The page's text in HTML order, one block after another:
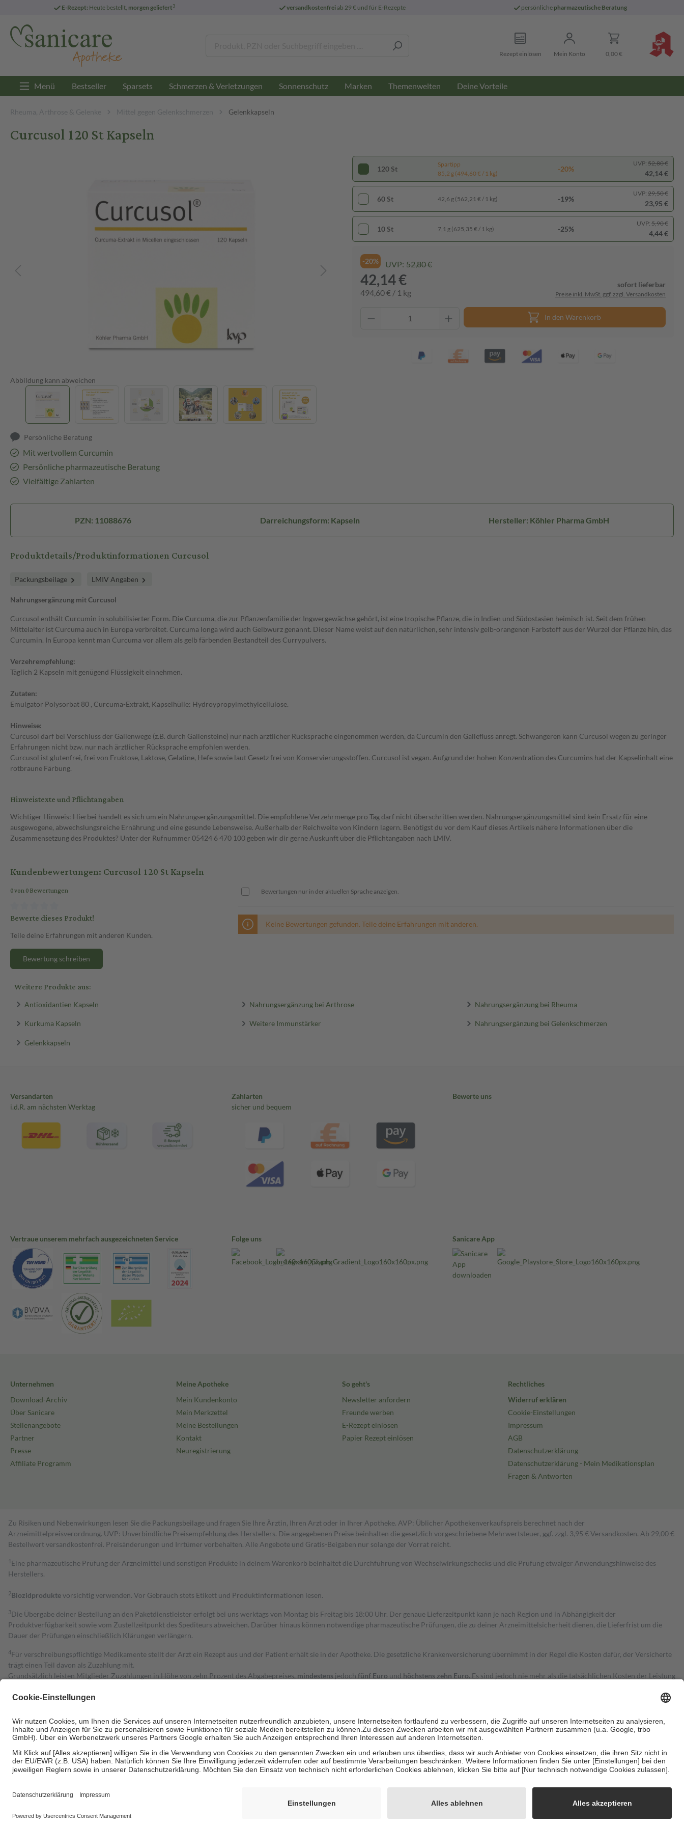
E-Rezept: Heute bestellt, morgen geliefert3 versandkostenfreiab 29 € und für E-Rezepte persönliche pharmazeutische Beratung
Rezept einlösen Mein Konto 0,00 €
Menü Bestseller Sparsets Schmerzen & Verletzungen Sonnenschutz Marken Themenwelten Deine Vorteile
Rheuma, Arthrose & Gelenke Mittel gegen Gelenkschmerzen Gelenkkapseln
Curcusol 120 St Kapseln
Abbildung kann abweichen
Persönliche Beratung
Mit wertvollem Curcumin
Persönliche pharmazeutische Beratung
Vielfältige Zahlarten
120 St
Spartipp
85,2 g (494,60 € / 1 kg)
-20%
UVP: 52,80 €
42,14 €
60 St 42,6 g (562,21 € / 1 kg) -19%
UVP: 29,50 €
23,95 €
10 St 7,1 g (625,35 € / 1 kg) -25%
UVP: 5,90 €
4,44 €
-20% UVP: 52,80 €
42,14 €
494,60 € / 1 kg
sofort lieferbar
Preise inkl. MwSt. ggf. zzgl. Versandkosten
In den Warenkorb
PZN: 11088676 Darreichungsform: Kapseln Hersteller: Köhler Pharma GmbH
Produktdetails/Produktinformationen Curcusol
Packungsbeilage LMIV Angaben
Nahrungsergänzung mit Curcusol
Curcusol enthält Curcumin in solubilisierter Form. Die Curcuma, die zur Pflanzenfamilie der Ingwergewächse gehört, ist eine tropische Pflanze, die in Indien und Südostasien heimisch ist. Seit dem frühen
Mittelalter ist Curcuma auch in Europa verbreitet. Curcuma longa wird auch Gelbwurz genannt. Dieser Name weist auf den natürlichen, sehr intensiv gelb-orangenen Farbstoff aus der Wurzel der Pflanze hin, das
Curcumin. In Europa kennt man Curcuma vor allem als gelb färbenden Bestandteil des Currypulvers.
Verzehrempfehlung:
Täglich 2 Kapseln mit genügend Flüssigkeit einnehmen.
Zutaten:
Emulgator Polysorbat 80 , Curcuma-Extrakt, Kapselhülle: Hydroypropylmethylcellulose.
Hinweise:
Curcusol darf bei Verschluss der Gallenwege (z.B. durch Gallensteine) nur nach ärztlicher Rücksprache eingenommen werden, da Curcumin den Gallefluss anregt. Schwangeren kann Curcusol wegen zu geringer
Erfahrungen nicht bzw. nur nach ärztlicher Rücksprache empfohlen werden.
Curcusol ist glutenfrei, frei von Fruktose, Laktose, Gelatine, Hefe sowie laut Gesetz frei von Konservierungsstoffen. Curcusol ist vegan. Aufgrund der hohen Konzentration des Curcumins hat der Kapselinhalt eine
rotbraune Färbung.
Hinweistexte und Pflichtangaben
Wichtiger Hinweis: Hierbei handelt es sich um ein Nahrungsergänzungsmittel. Die empfohlene Verzehrmenge pro Tag darf nicht überschritten werden. Nahrungsergänzungsmittel sind kein Ersatz für eine
ausgewogene, abwechslungsreiche Ernährung und eine gesunde Lebensweise. Außerhalb der Reichweite von Kindern lagern. Benötigst du vor dem Kauf dieses Artikels nähere Informationen über die
Zusammensetzung des Produktes? Unter der Rufnummer 05424 6 470 100 geben wir dir gerne Auskunft über die Pflichtangaben nach LMIV.
Kundenbewertungen: Curcusol 120 St Kapseln
0 von 0 Bewertungen
Bewerte dieses Produkt!
Teile deine Erfahrungen mit anderen Kunden.
Bewertung schreiben
Bewertungen nur in der aktuellen Sprache anzeigen.
Keine Bewertungen gefunden. Teile deine Erfahrungen mit anderen.
Weitere Produkte aus:
Antioxidantien Kapseln Nahrungsergänzung bei Arthrose Nahrungsergänzung bei Rheuma
Kurkuma Kapseln Weitere Immunstärker Nahrungsergänzung bei Gelenkschmerzen
Gelenkkapseln
Versandarten
i.d.R. am nächsten Werktag
Zahlarten
sicher und bequem
Bewerte uns
Vertraue unserem mehrfach ausgezeichneten Service Folge uns Sanicare App
Unternehmen
Download-Archiv
Über Sanicare
Stellenangebote
Partner
Presse
Affiliate Programm
Meine Apotheke
Mein Kundenkonto
Mein Merkzettel
Meine Bestellungen
Kontakt
Neuregistrierung
So geht's
Newsletter anfordern
Freunde werben
E-Rezept einlösen
Papier Rezept einlösen
Rechtliches
Widerruf erklären
Cookie-Einstellungen
Impressum
AGB
Datenschutzerklärung
Datenschutzerklärung - Mein Medikationsplan
Fragen & Antworten
Zu Risiken und Nebenwirkungen lesen Sie die Packungsbeilage und fragen Sie Ihre Ärztin, Ihren Arzt oder in Ihrer Apotheke. AVP: Üblicher Apothekenverkaufspreis berechnet nach der
Arzneimittelpreisverordnung. UVP: Unverbindliche Preisempfehlung des Herstellers. Die angegebenen Preise beinhalten die gesetzlich vorgeschriebene Mehrwertsteuer, ggf. zzgl. 3,95 € Versandkosten. Ab 29,00 €
Bestell­wert versand­kosten­frei. Preisänderungen und Irrtümer vorbehalten. Alle Angebote und Gratis-Beigaben nur solange der Vorrat reicht.
1 Eine pharmazeutische Prüfung der Arzneimittel und sonstigen Produkte in deinem Warenkorb beinhaltet die Durchführung von Wechselwirkungschecks und die Prüfung etwaiger Anwendungshinweise des
Herstellers.
2Biozidproduktevorsichtig verwenden. Vor Gebrauch stets Etikett und Produktinformationen lesen.
3Die Übergabe deiner Bestellung an den Paketdienstleister erfolgt bei uns werktags von Montag bis Freitag bis 18:00 Uhr. Der genaue Lieferzeitpunkt kann je nach Region und in Abhängigkeit der
Produktverfügbarkeit sowie vom Zustellzeitpunkt des Spediteurs abweichen. Darüber hinaus können notwendige pharmazeutische Prüfungen, die zu deiner Arzneimittelsicherheit dienen, die Lieferfrist um die
Dauer der Prüfungen einschließlich Klärungen verlängern.
4Für verschreibungspflichtige Medikamente stellt der Arzt ein Rezept aus und der Patient erhält sie in der Apotheke. Die gesetzliche Krankenversicherung übernimmt in der Regel die Kosten dafür, der Versicherte
trägt einen Teil davon als Zuzahlung mit.
Grundsätzlich leisten Mitglieder Zuzahlungen in Höhe von zehn Prozent des Abgabepreises, mindestens jedoch fünf Euro und höchstens zehn Euro. Es sind jedoch nie mehr als die tatsächlichen Kosten der Leistung
Diese Regeln gelten grundsätzlich auch für Online-Apotheken.
Um das Engagement der Versicherten für ihre eigene Gesundheit zu stärken und die besondere Stellung der Familie zu unterstützen, fallenkeine Zuzahlungen an bei:
• Kindern und Jugendlichen bis zum vollendeten 18. Lebensjahr mit Ausnahme der Fahrkosten
• Untersuchungen zur Vorsorge und Früherkennung, die von der GKV getragen werden
• empfohlenen Schutzimpfungen
• Harn- und Blutteststreifen
Informationen findest du hier: https://help.etrusted.com/hc/de/articles/4419944605341